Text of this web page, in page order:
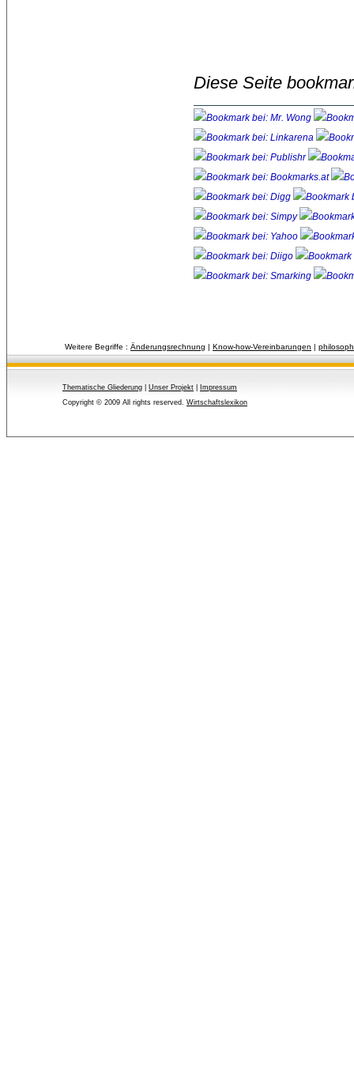
Diese Seite
Weitere Begriffe : Änderungsrechnung | Know-how-Vereinbarungen |
Thematische Gliederung Unser Projekt
Impressum
Copyright © 2009 All rights reserved. Wirtschaftslexikon